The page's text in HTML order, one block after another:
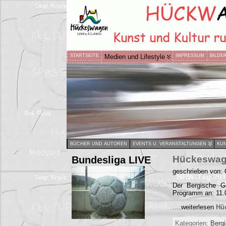
STARTSEITE Medien und Lifestyle IMPRESSUM
BÜCHER UND AUTOREN EVENTS U. VERANSTALTUNGEN
Bundesliga LIVE
geschrieben von:
Der Bergische
Programm an:
….weiterlesen
Kategorien: